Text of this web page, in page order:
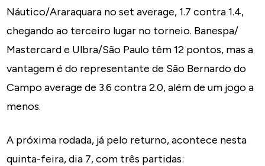
Náutico/Araraquara no set average, 1.7 contra 1.4,
chegando ao terceiro lugar no torneio. Banespa/
Mastercard e Ulbra/São Paulo têm 12 pontos, mas a
vantagem é do representante de São Bernardo do
Campo average de 3.6 contra 2.0, além de um jogo a
menos.
A próxima rodada, já pelo returno, acontece nesta
quinta-feira, dia 7, com três partidas: